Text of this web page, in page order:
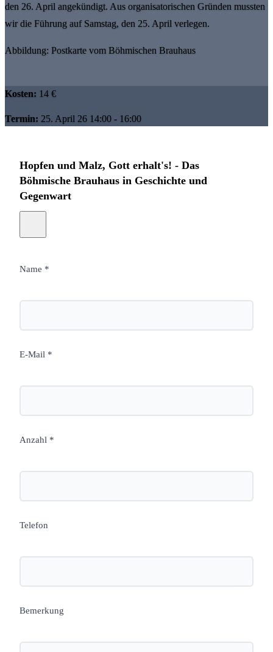
den 26. April angekündigt. Aus organisatorischen Gründen mussten
wir die Führung auf Samstag, den 25. April verlegen.
Abbildung: Postkarte vom Böhmischen Brauhaus
Kosten: 14 €
Termin: 25. April 26 14:00 - 16:00
Hopfen und Malz, Gott erhalt's! - Das
Böhmische Brauhaus in Geschichte und
Gegenwart
Name *
E-Mail *
Anzahl *
Telefon
Bemerkung